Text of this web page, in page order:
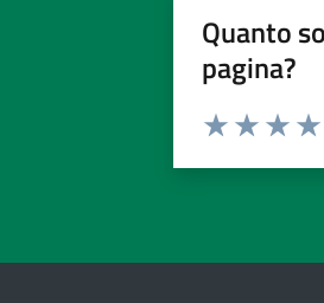
Quanto
pagina?